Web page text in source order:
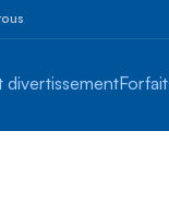
divertissement